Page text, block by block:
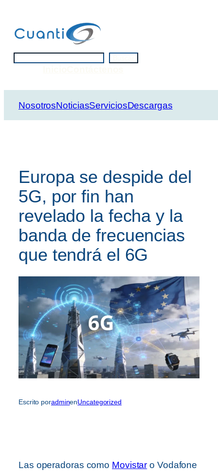
contenido
NosotrosNoticiasServiciosDescargas
Europa se despide del
5G, por fin han
revelado la fecha y la
banda de frecuencias
que tendrá el 6G
Escrito poradminenUncategorized
Las operadoras como Movistar o Vodafone